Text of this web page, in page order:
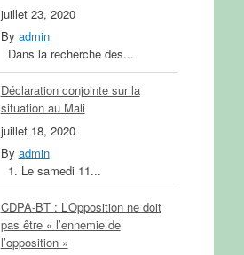
juillet 23, 2020
By admin
Dans la recherche des...
Déclaration conjointe sur la
situation au Mali
juillet 18, 2020
By admin
1. Le samedi 11...
CDPA-BT : L’Opposition ne doit
pas être « l’ennemie de
l’opposition »